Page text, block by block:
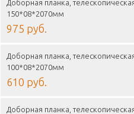
Доборная планка,
150*08*2070мм
975 руб.
Доборная планка,
100*08*2070мм
610 руб.
Доборная планка,